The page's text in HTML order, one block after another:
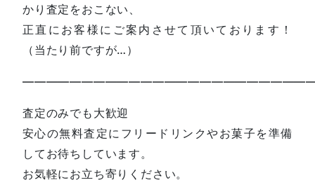
かり査定をおこない、
正直にお客様にご案内させて頂いております！
（当たり前ですが…）
査定のみでも大歓迎
安心の無料査定にフリードリンクやお菓子を準備
してお待ちしています。
お気軽にお立ち寄りください。